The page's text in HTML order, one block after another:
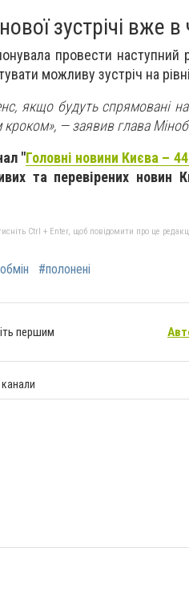
зустрічі вже в
провести наступний
можливу зустріч на
якщо будуть спрямовані на
— заявив глава
"Головні новини Києва –
та перевірених новин
Ctrl + Enter, щоб повідомити про це
#полонені
першим